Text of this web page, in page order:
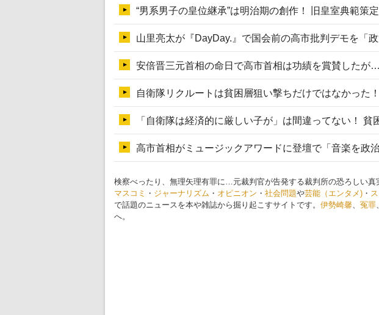
検察べったり、無理矢理有罪に…元裁判官が告発する裁判所の恐ろしい真
マスコミ ・ ジャーナリズム ・ オピニオン ・ 社会問題や芸能（エンタメ) ・
で話題のニュースを本や雑誌から掘り起こすサイトです。 伊勢崎馨 冤罪
へ。